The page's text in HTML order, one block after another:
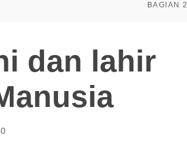
BAGIAN 2
dan lahir